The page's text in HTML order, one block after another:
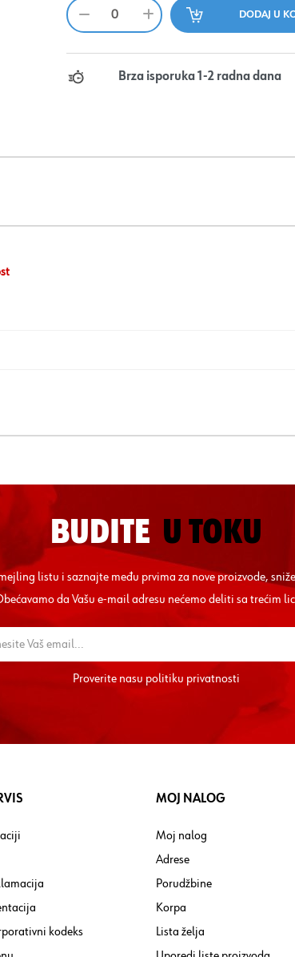
Brza isporuka 1-2 radna dana
BUDITE U TOKU
listu i saznajte među prvima za nove proizvode,
da Vašu e-mail adresu nećemo deliti sa trećim
Proverite nasupolitiku privatnosti
kodeks
MOJ NALOG
Moj nalog
Adrese
Porudžbine
Korpa
Lista želja